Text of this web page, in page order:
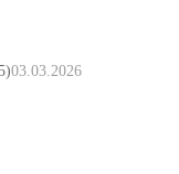
03.03.2026